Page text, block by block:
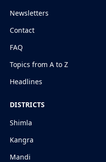
Newsletters
Contact
FAQ
Topics from A to Z
Headlines
DISTRICTS
Shimla
Kangra
Mandi